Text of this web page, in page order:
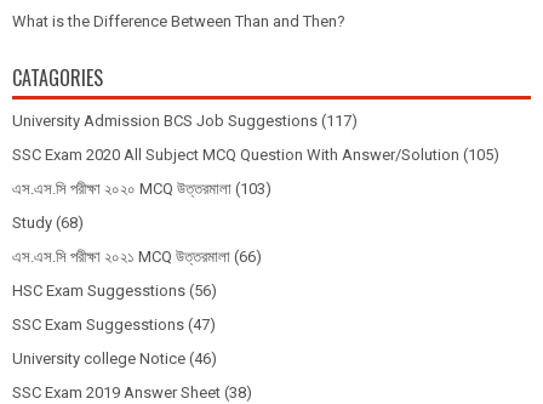
What is the Difference Between Than and Then?
CATAGORIES
University Admission BCS Job Suggestions (117)
SSC Exam 2020 All Subject MCQ Question With Answer/Solution (105)
এস.এস.সি পরীক্ষা ২০২০ MCQ উত্তরমালা (103)
Study (68)
এস.এস.সি পরীক্ষা ২০২১ MCQ উত্তরমালা (66)
HSC Exam Suggesstions (56)
SSC Exam Suggesstions (47)
University college Notice (46)
SSC Exam 2019 Answer Sheet (38)